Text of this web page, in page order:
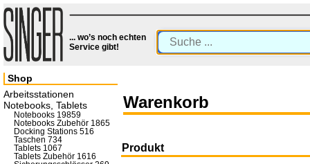
... wo’s noch echten
Service gibt!
Warenkorb
Produkt
Shop
Arbeitsstationen
Notebooks, Tablets
Notebooks 19859
Notebooks Zubehör 1865
Docking Stations 516
Taschen 734
Tablets 1067
Tablets Zubehör 1616